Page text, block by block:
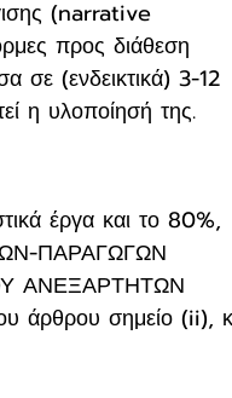
(narrative
προς διάθεση
(ενδεικτικά) 3-12
η υλοποίησή της.
έργα και το 80%,
ΠΑΡΑΓΩΓΩΝ
ΑΝΕΞΑΡΤΗΤΩΝ
άρθρου σημείο (ii),